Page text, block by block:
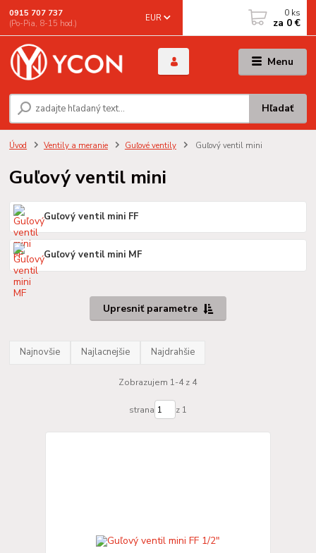
Menu
EUR
Hľadať
0915 707 737
(Po-Pia, 8-15 hod.)
0 ks
za 0 €
Úvod Ventily a meranie Guľové ventily Guľový ventil mini
Guľový ventil mini
Guľový ventil mini FF
Guľový ventil mini MF
Upresniť parametre
Najnovšie Najlacnejšie Najdrahšie
Zobrazujem 1-4 z 4
strana z 1